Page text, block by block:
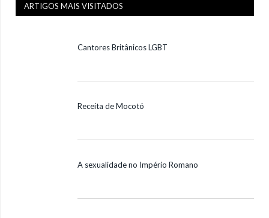
ARTIGOS MAIS VISITADOS
Cantores Britânicos LGBT
Receita de Mocotó
A sexualidade no Império Romano